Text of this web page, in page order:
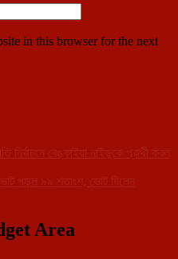
in this browser for the next
নির্বাচনে বেঙ্কাইয়া নাইডুকে প্রার্থী করল
ভোট পড়ল ৯৯ শতাংশ, ভোট দিলেন
Area